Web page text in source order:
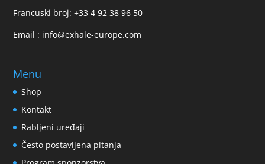
Francuski broj:+33 4 92 38 96 50
Email : info@exhale-europe.com
Menu
Shop
Kontakt
Rabljeni uređaji
Često postavljena pitanja